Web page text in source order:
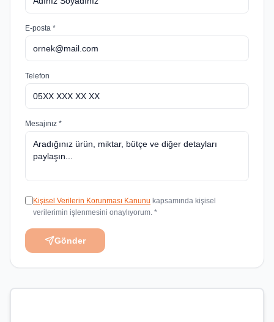
E-posta *
Telefon
Mesajınız *
Kişisel Verilerin Korunması Kanunu kapsamında kişisel
verilerimin işlenmesini onaylıyorum. *
Gönder